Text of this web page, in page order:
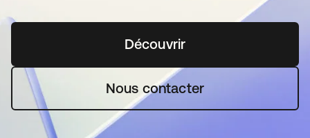
Découvrirs’ouvre dans un nouvel
Nous contacter